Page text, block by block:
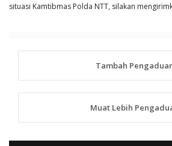
situasi Kamtibmas Polda NTT, silakan
Tambah
Muat Lebih